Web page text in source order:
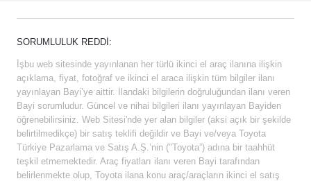
SORUMLULUK REDDI:
İşbu web sitesinde yayınlanan her türlü ikinci el araç ilanına ilişkin
açıklama, fiyat, fotoğraf ve ikinci el araca ilişkin tüm bilgiler ilanı
yayınlayan Bayi’ye aittir. İlandaki bilgilerin doğruluğundan ilanı veren
Bayi sorumludur. Güncel ve nihai bilgileri ilanı yayınlayan Bayiden
öğrenebilirsiniz. Web Sitesi'nde yer alan bilgiler (aksi açık bir şekilde
belirtilmedikçe) bir satış teklifi değildir ve Bayi ve/veya Toyota
Türkiye Pazarlama ve Satış A.Ş.’nin ("Toyota”) adına bir taahhüt
teşkil etmemektedir. Araç fiyatları ilanı veren Bayi tarafından
belirlenmekte olup, Toyota ilana konu araç/araçların ikinci el satış